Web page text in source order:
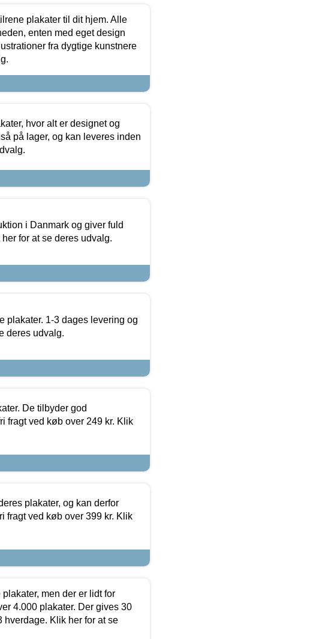
plakater til dit hjem. Alle
enten med eget design
fra dygtige kunstnere
hvor alt er designet og
på lager, og kan leveres inden
i Danmark og giver fuld
for at se deres udvalg.
1-3 dages levering og
deres udvalg.
De tilbyder god
fragt ved køb over 249 kr. Klik
plakater, og kan derfor
fragt ved køb over 399 kr. Klik
men der er lidt for
4.000 plakater. Der gives 30
hverdage. Klik her for at se